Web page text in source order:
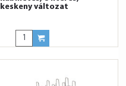
keskeny változat